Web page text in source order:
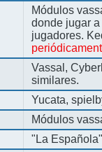
Módulos
donde jugar
jugadores.
Vassal,
similares.
Yucata,
Módulos
"La